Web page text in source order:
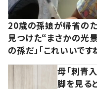
20歳の孫娘が帰省の
見つけた“まさかの光
の孫だ」「これいいです
母「刺青
脚を見る